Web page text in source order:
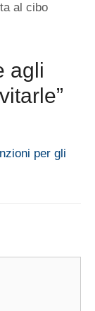
al cibo
agli
per gli